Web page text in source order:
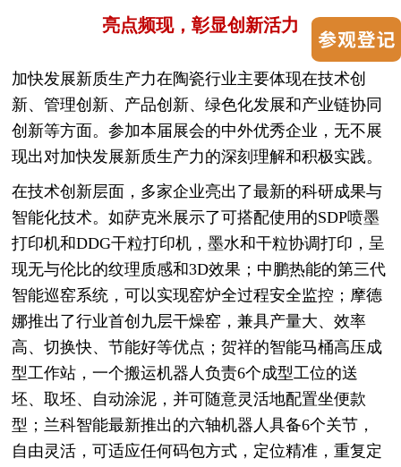
亮点频现，彰显创新活力
加快发展新质生产力在陶瓷行业主要体现在技术创
新、管理创新、产品创新、绿色化发展和产业链协同
创新等方面。参加本届展会的中外优秀企业，无不展
现出对加快发展新质生产力的深刻理解和积极实践。
在技术创新层面，多家企业亮出了最新的科研成果与
智能化技术。如萨克米展示了可搭配使用的SDP喷墨
打印机和DDG干粒打印机，墨水和干粒协调打印，呈
现无与伦比的纹理质感和3D效果；中鹏热能的第三代
智能巡窑系统，可以实现窑炉全过程安全监控；摩德
娜推出了行业首创九层干燥窑，兼具产量大、效率
高、切换快、节能好等优点；贺祥的智能马桶高压成
型工作站，一个搬运机器人负责6个成型工位的送
坯、取坯、自动涂泥，并可随意灵活地配置坐便款
型；兰科智能最新推出的六轴机器人具备6个关节，
自由灵活，可适应任何码包方式，定位精准，重复定